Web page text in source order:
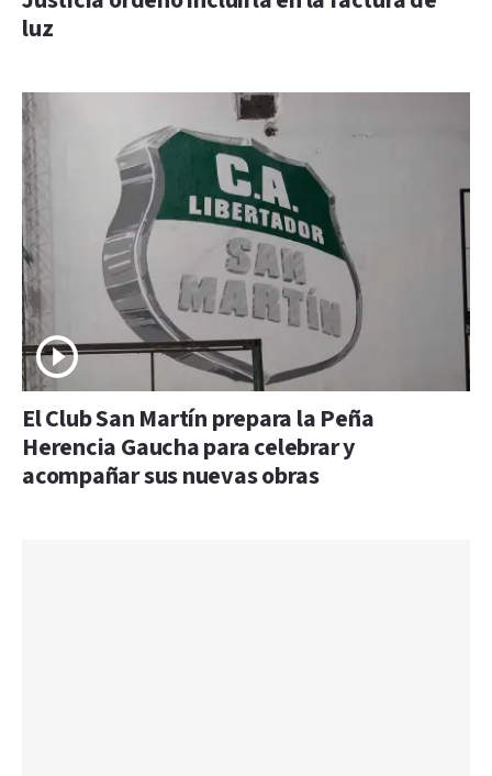
luz
El Club San Martín prepara la Peña
Herencia Gaucha para celebrar y
acompañar sus nuevas obras